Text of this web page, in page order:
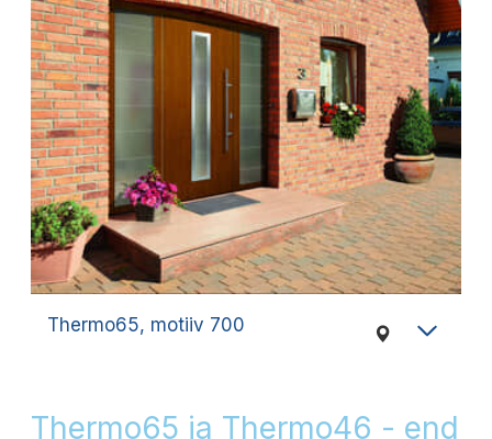
Thermo65, motiiv 700
Thermo65 ja Thermo46 - end